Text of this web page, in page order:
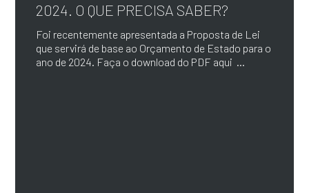
2024. O QUE PRECISA SABER?
Foi recentemente apresentada a Proposta de Lei
que servirá de base ao Orçamento de Estado para o
ano de 2024. Faça o download do PDF aqui ...